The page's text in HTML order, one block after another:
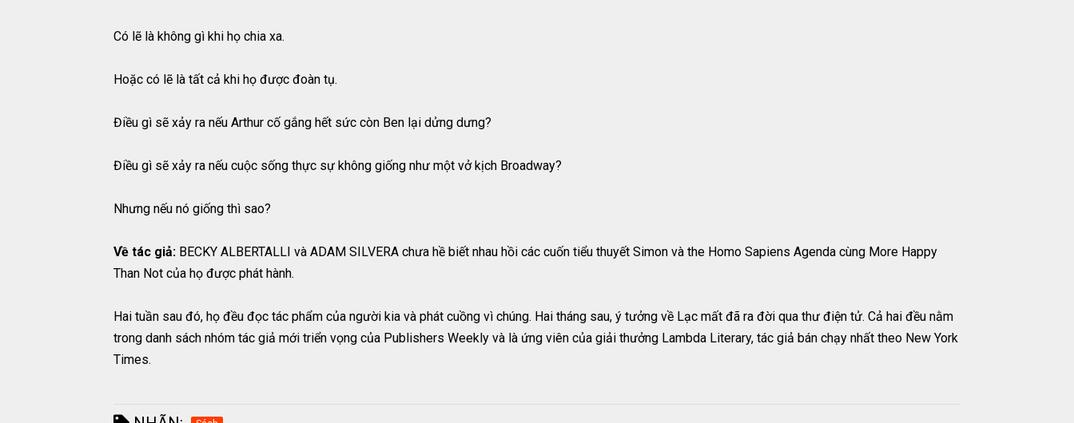
Có lẽ là không gì khi họ chia xa.
Hoặc có lẽ là tất cả khi họ được đoàn tụ.
Điều gì sẽ xảy ra nếu Arthur cố gắng hết sức còn Ben lại dửng dưng?
Điều gì sẽ xảy ra nếu cuộc sống thực sự không giống như một vở kịch Broadway?
Nhưng nếu nó giống thì sao?
Về tác giả: BECKY ALBERTALLI và ADAM SILVERA chưa hề biết nhau hồi các cuốn tiểu thuyết Simon và the Homo Sapiens Agenda cùng More Happy
Than Not của họ được phát hành.
Hai tuần sau đó, họ đều đọc tác phẩm của người kia và phát cuồng vì chúng. Hai tháng sau, ý tưởng về Lạc mất đã ra đời qua thư điện tử. Cả hai đều nằm
trong danh sách nhóm tác giả mới triển vọng của Publishers Weekly và là ứng viên của giải thưởng Lambda Literary, tác giả bán chạy nhất theo New York
Times.